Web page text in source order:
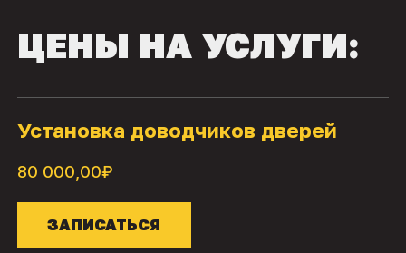
ЦЕНЫ НА УСЛУГИ:
Установка доводчиков дверей
80 000,00₽
ЗАПИСАТЬСЯ